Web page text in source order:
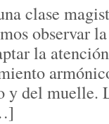
clase
observar
la
y del muelle.